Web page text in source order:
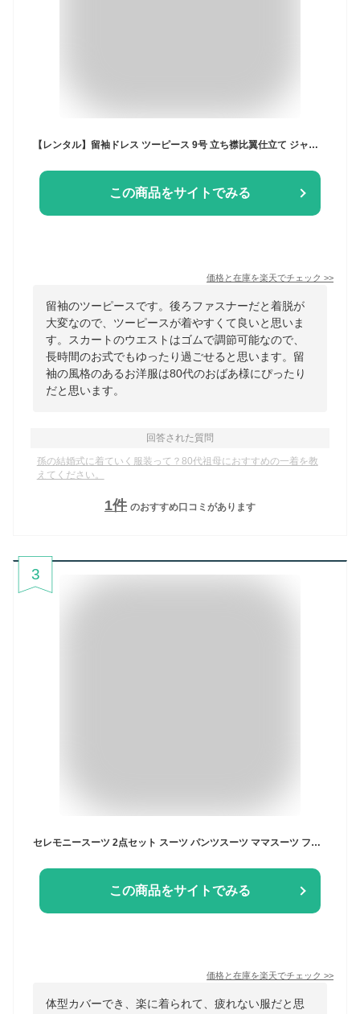
この商品をサイトでみる
価格と在庫を楽天でチェック >>
留袖のツーピースです。後ろファスナーだと着脱が
大変なので、ツーピースが着やすくて良いと思いま
す。スカートのウエストはゴムで調節可能なので、
長時間のお式でもゆったり過ごせると思います。留
袖の風格のあるお洋服は80代のおばあ様にぴったり
だと思います。
回答された質問
孫の結婚式に着ていく服装って？80代祖母におすすめの一着を教
えてください。
1件 のおすすめ口コミがあります
3
この商品をサイトでみる
価格と在庫を楽天でチェック >>
体型カバーでき、楽に着られて、疲れない服だと思